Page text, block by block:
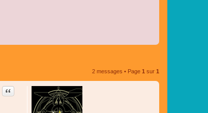
2 messages • Page 1 sur 1
Citer